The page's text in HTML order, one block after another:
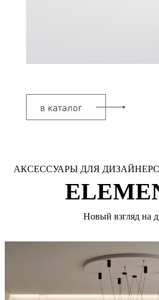
АКСЕССУАРЫ ДЛЯ
Новый взгляд на